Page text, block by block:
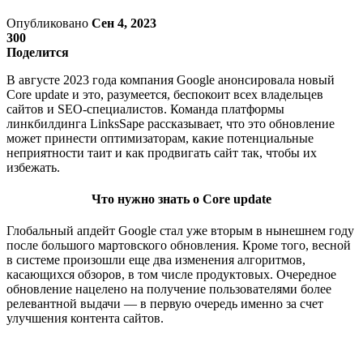
Опубликовано Сен 4, 2023
300
Поделится
В августе 2023 года компания Google анонсировала новый
Core update и это, разумеется, беспокоит всех владельцев
сайтов и SEO-специалистов. Команда платформы
линкбилдинга LinksSape рассказывает, что это обновление
может принести оптимизаторам, какие потенциальные
неприятности таит и как продвигать сайт так, чтобы их
избежать.
Что нужно знать о Core update
Глобальный апдейт Google стал уже вторым в нынешнем году
после большого мартовского обновления. Кроме того, весной
в системе произошли еще два изменения алгоритмов,
касающихся обзоров, в том числе продуктовых. Очередное
обновление нацелено на получение пользователями более
релевантной выдачи — в первую очередь именно за счет
улучшения контента сайтов.